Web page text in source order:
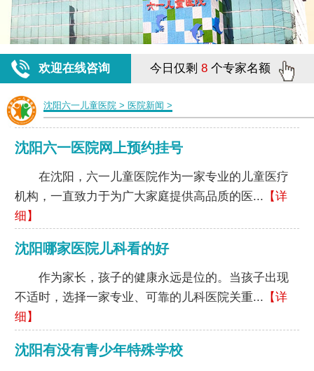
欢迎在线咨询 今日仅剩 8 个专家名额
沈阳六一儿童医院> 医院新闻 >
沈阳六一医院网上预约挂号
在沈阳，六一儿童医院作为一家专业的儿童医疗
机构，一直致力于为广大家庭提供高品质的医... 【详
细】
沈阳哪家医院儿科看的好
作为家长，孩子的健康永远是位的。当孩子出现
不适时，选择一家专业、可靠的儿科医院关重... 【详
细】
沈阳有没有青少年特殊学校